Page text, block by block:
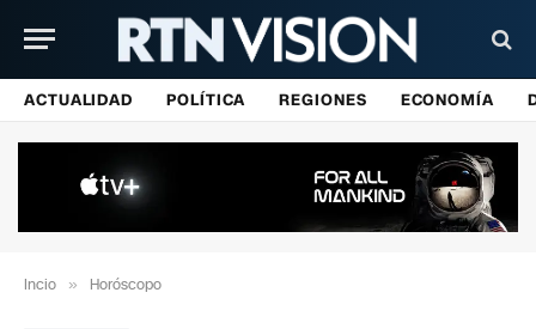
ACTUALIDAD POLÍTICA REGIONES ECONOMÍA
Incio » Horóscopo